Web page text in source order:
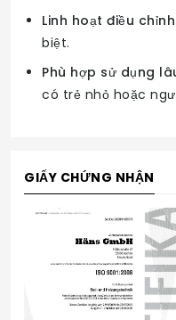
Linh hoạt điều
biệt.
Phù hợp sử dụng
có trẻ nhỏ hoặc
GIẤY CHỨNG NHẬN